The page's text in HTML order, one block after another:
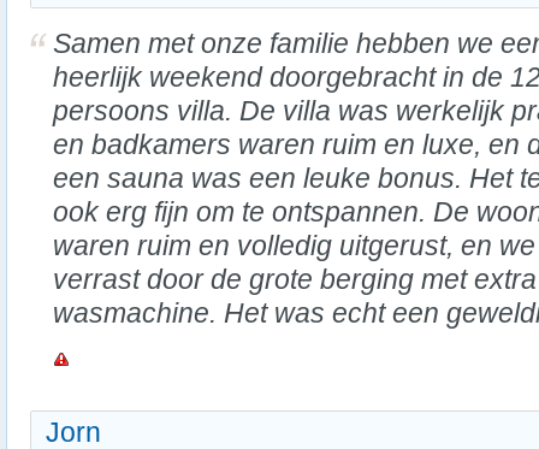
Samen met onze familie hebben we
heerlijk weekend doorgebracht in de
persoons villa. De villa was werkelijk
en badkamers waren ruim en luxe, en
een sauna was een leuke bonus. Het
ook erg fijn om te ontspannen. De
waren ruim en volledig uitgerust, en
verrast door de grote berging met
wasmachine. Het was echt een
Jorn